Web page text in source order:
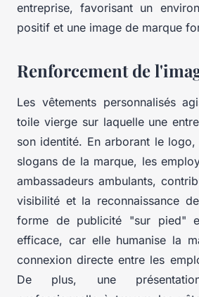
entreprise, favorisant un
positif et une image de marque
Renforcement de
Les vêtements personnalisés
toile vierge sur laquelle une
son identité. En arborant le
slogans de la marque, les
ambassadeurs ambulants,
visibilité et la reconnaissance
forme de publicité "sur pied"
efficace, car elle humanise la
connexion directe entre les
De plus, une